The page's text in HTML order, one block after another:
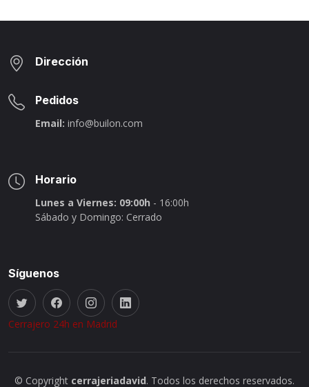
Dirección
Pedidos
Email: info@builon.com
Horario
Lunes a Viernes: 09:00h - 16:00h
Sábado y Domingo: Cerrado
Síguenos
Cerrajero 24h en Madrid
© Copyright cerrajeriadavid. Todos los derechos reservados.